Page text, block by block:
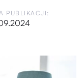
PUBLIKACJI: